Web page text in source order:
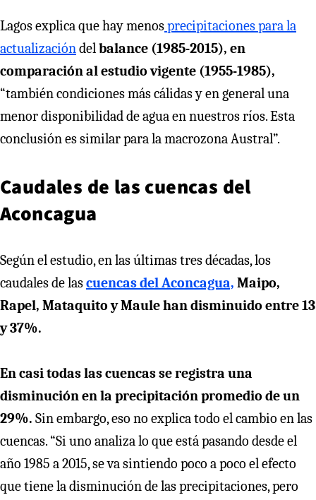
Lagos explica que hay menosprecipitaciones para la
actualizacióndelbalance (1985-2015), en
comparación al estudio vigente (1955-1985),
“también condiciones más cálidas y en general una
menor disponibilidad de agua en nuestros ríos. Esta
conclusión es similar para la macrozona Austral”.
Caudales de las cuencas del
Aconcagua
Según el estudio, en las últimas tres décadas, los
caudales de lascuencas del Aconcagua, Maipo,
Rapel, Mataquito y Maule han disminuido entre 13
y 37%.
En casi todas las cuencas se registra una
disminución en la precipitación promedio de un
29%. Sin embargo, eso no explica todo el cambio en las
cuencas. “Si uno analiza lo que está pasando desde el
año 1985 a 2015, se va sintiendo poco a poco el efecto
que tiene la disminución de las precipitaciones, pero